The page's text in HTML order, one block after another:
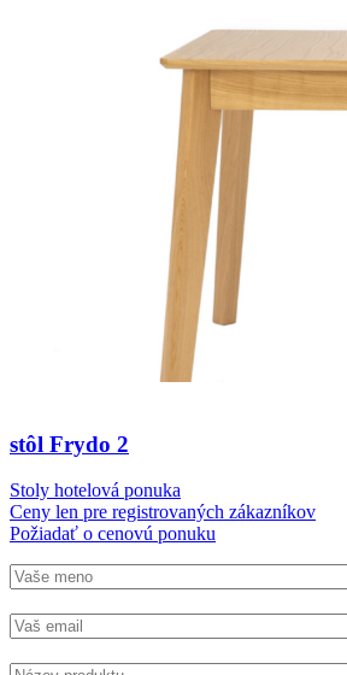
stôl Frydo 2
Stoly hotelová ponuka
Ceny len pre registrovaných zákazníkov
Požiadať o cenovú ponuku